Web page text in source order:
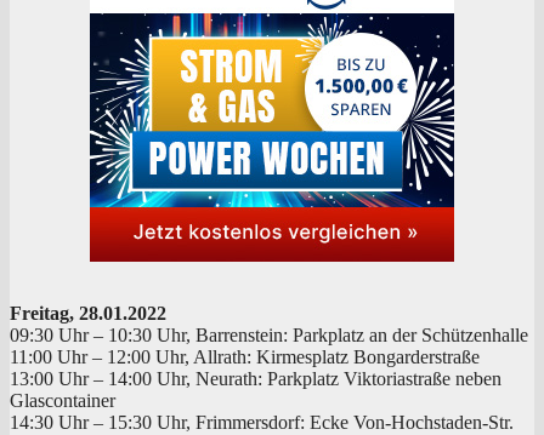
Frei­tag, 28.01.2022
09:30 Uhr – 10:30 Uhr, Bar­ren­stein: Park­platz an der Schützenhalle
11:00 Uhr – 12:00 Uhr, All­rath: Kir­mes­platz Bongarderstraße
13:00 Uhr – 14:00 Uhr, Neu­r­a­th: Park­platz Vik­to­ria­stra­ße neben
Glascontainer
14:30 Uhr – 15:30 Uhr, Frim­mers­dorf: Ecke Von-Hochstaden-Str.